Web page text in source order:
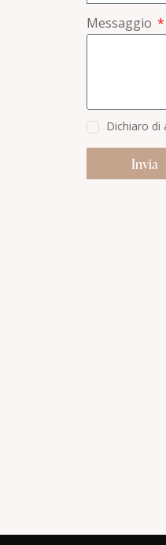
Messaggio
Dichiaro di
Invia